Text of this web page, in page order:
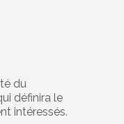
du
définira le
intéressés.